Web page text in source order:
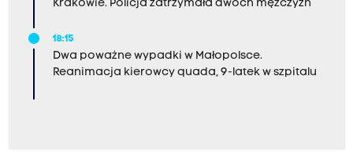
Krakowie. Policja zatrzymała dwóch mężczyzn
18:15
Dwa poważne wypadki w Małopolsce.
Reanimacja kierowcy quada, 9-latek w szpitalu